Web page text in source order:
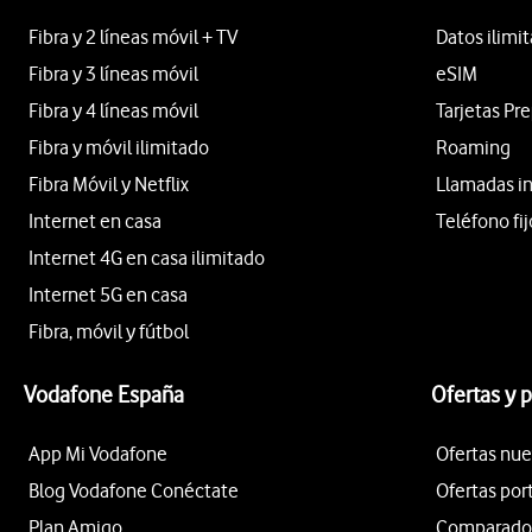
Fibra y 2 líneas móvil + TV
Fibra y 3 líneas móvil
Fibra y 4 líneas móvil
Fibra y móvil ilimitado
Fibra Móvil y Netflix
Internet en casa
Internet 4G en casa ilimitado
Internet 5G en casa
Fibra, móvil y fútbol
Datos
eSIM
Tarjetas
Roaming
Llamadas
Teléfono
Vodafone España
App Mi Vodafone
Blog Vodafone Conéctate
Plan Amigo
Ofertas y
Ofertas
Ofertas